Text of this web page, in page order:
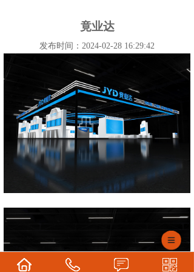
竟业达
发布时间：2024-02-28 16:29:42